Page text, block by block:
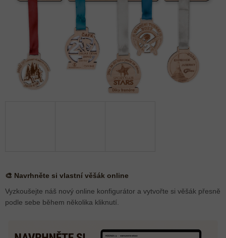
🎨 Navrhněte si vlastní věšák online
Vyzkoušejte náš nový online konfigurátor a vytvořte si věšák přesně
podle sebe během několika kliknutí.